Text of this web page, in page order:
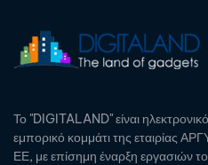
Το "DIGITALAND" είναι
εμπορικό κομμάτι της εταιρίας
ΕΕ, με επίσημη έναρξη εργασιών